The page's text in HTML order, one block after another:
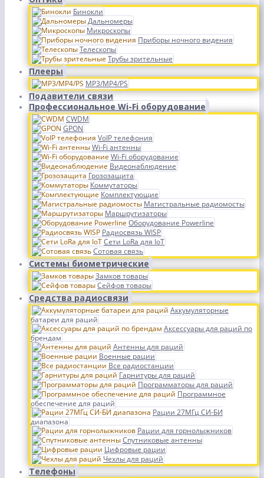
Бинокли
Дальномеры
Микроскопы
Приборы ночного видения
Телескопы
Трубы зрительные
Плееры
MP3/MP4/PS
Подавители связи
Профессиональное Wi-Fi оборудование
CWDM
GPON
VoIP телефония
Wi-Fi антенны
Wi-Fi оборудование
Видеонаблюдение
Грозозащита
Коммутаторы
Комплектующие
Магистральные радиомосты
Маршрутизаторы
Оборудование Powerline
Радиосвязь WISP
Сети LoRa для IoT
Сотовая связь
Системы биометрические
Замков товары
Сейфов товары
Средства радиосвязи
Аккумуляторные
батареи для раций
Аксессуары для раций по
брендам
Антенны для раций
Военные рации
Все радиостанции
Гарнитуры для раций
Программаторы для раций
Программное
обеспечение для раций
Рации 27МГц СИ-БИ
диапазона
Рации для горнолыжников
Спутниковые антенны
Цифровые рации
Чехлы для раций
Телефоны